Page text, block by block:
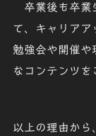
卒業後も卒業
て、キャリアア
勉強会や開催や
なコンテンツを
以上の理由から